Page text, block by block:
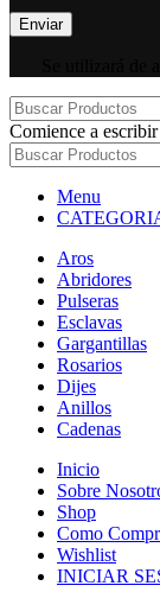
Comience a
Menu
Aros
Abridores
Pulseras
Esclavas
Gargantillas
Rosarios
Dijes
Anillos
Cadenas
Inicio
Sobre
Shop
Como
Wishlist
INICIAR